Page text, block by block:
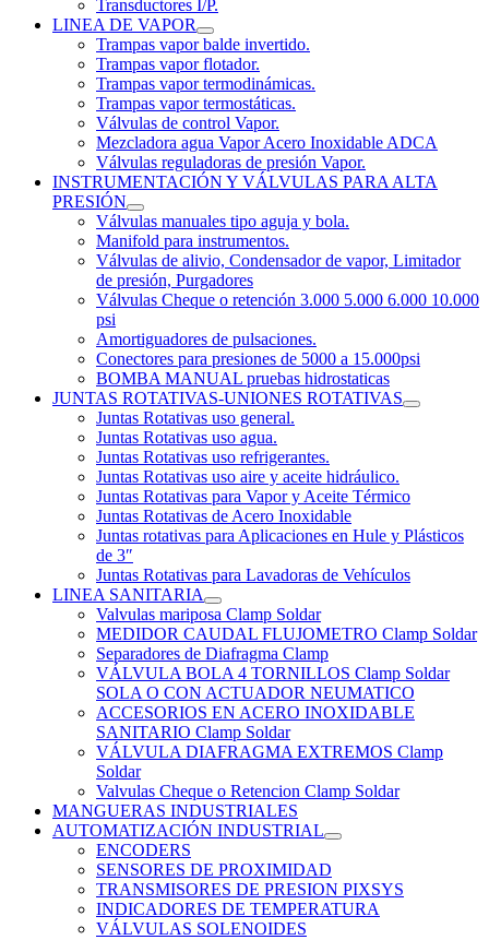
Transductores I/P.
LINEA DE VAPOR
Trampas vapor balde invertido.
Trampas vapor flotador.
Trampas vapor termodinámicas.
Trampas vapor termostáticas.
Válvulas de control Vapor.
Mezcladora agua Vapor Acero Inoxidable ADCA
Válvulas reguladoras de presión Vapor.
INSTRUMENTACIÓN Y VÁLVULAS PARA ALTA
PRESIÓN
Válvulas manuales tipo aguja y bola.
Manifold para instrumentos.
Válvulas de alivio, Condensador de vapor, Limitador
de presión, Purgadores
Válvulas Cheque o retención 3.000 5.000 6.000 10.000
psi
Amortiguadores de pulsaciones.
Conectores para presiones de 5000 a 15.000psi
BOMBA MANUAL pruebas hidrostaticas
JUNTAS ROTATIVAS-UNIONES ROTATIVAS
Juntas Rotativas uso general.
Juntas Rotativas uso agua.
Juntas Rotativas uso refrigerantes.
Juntas Rotativas uso aire y aceite hidráulico.
Juntas Rotativas para Vapor y Aceite Térmico
Juntas Rotativas de Acero Inoxidable
Juntas rotativas para Aplicaciones en Hule y Plásticos
de 3″
Juntas Rotativas para Lavadoras de Vehículos
LINEA SANITARIA
Valvulas mariposa Clamp Soldar
MEDIDOR CAUDAL FLUJOMETRO Clamp Soldar
Separadores de Diafragma Clamp
VÁLVULA BOLA 4 TORNILLOS Clamp Soldar
SOLA O CON ACTUADOR NEUMATICO
ACCESORIOS EN ACERO INOXIDABLE
SANITARIO Clamp Soldar
VÁLVULA DIAFRAGMA EXTREMOS Clamp
Soldar
Valvulas Cheque o Retencion Clamp Soldar
MANGUERAS INDUSTRIALES
AUTOMATIZACIÓN INDUSTRIAL
ENCODERS
SENSORES DE PROXIMIDAD
TRANSMISORES DE PRESION PIXSYS
INDICADORES DE TEMPERATURA
VÁLVULAS SOLENOIDES